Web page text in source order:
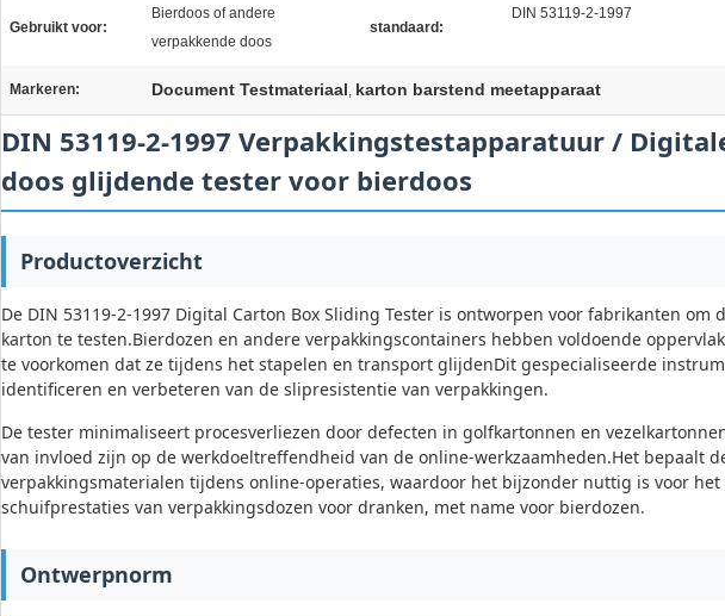
Gebruikt voor:
Bierdoos of andere
verpakkende doos
standaard:
DIN 53119-2-1997
Markeren: Document Testmateriaal, karton barstend meetapparaat
DIN 53119-2-1997 Verpakkingstestapparatuur /
doos glijdende tester voor bierdoos
Productoverzicht
De DIN 53119-2-1997 Digital Carton Box Sliding Tester is ontworpen voor fabrikanten om
karton te testen.Bierdozen en andere verpakkingscontainers hebben voldoende
te voorkomen dat ze tijdens het stapelen en transport glijdenDit gespecialiseerde
identificeren en verbeteren van de slipresistentie van verpakkingen.
De tester minimaliseert procesverliezen door defecten in golfkartonnen en
van invloed zijn op de werkdoeltreffendheid van de online-werkzaamheden.Het bepaalt
verpakkingsmaterialen tijdens online-operaties, waardoor het bijzonder nuttig is voor
schuifprestaties van verpakkingsdozen voor dranken, met name voor bierdozen.
Ontwerpnorm